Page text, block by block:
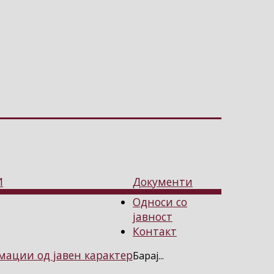
Документи
од јавен карактер
Односи со
јавност
Контакт
Барај...